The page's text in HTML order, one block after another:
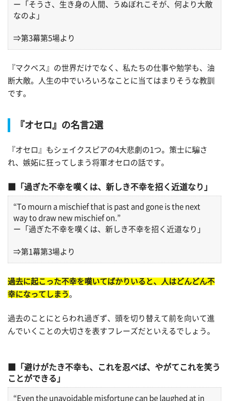
ー「そうさ、生き身の人間、うぬぼれこそが、何より大敵
なのよ」
⇒第3幕第5場より
『マクベス』の世界だけでなく、私たちの仕事や勉学も、油
断大敵。人生の中でいろいろなことに当てはまりそうな教訓
です。
『オセロ』の名言2選
『オセロ』もシェイクスピアの4大悲劇の1つ。策士に騙さ
れ、嫉妬に狂ってしまう将軍オセロの話です。
「過ぎた不幸を嘆くは、新しき不幸を招く近道なり」
“To mourn a mischief that is past and gone is the next
way to draw new mischief on.”
ー「過ぎた不幸を嘆くは、新しき不幸を招く近道なり」
⇒第1幕第3場より
過去に起こった不幸を嘆いてばかりいると、人はどんどん不
幸になってしまう 。
過去のことにとらわれ過ぎず、頭を切り替えて前を向いて進
んでいくことの大切さを表すフレーズだといえるでしょう。
「避けがたき不幸も、これを忍べば、やがてこれを笑う
ことができる」
“Even the unavoidable misfortune can be laughed at in